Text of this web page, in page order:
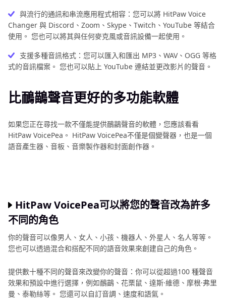
與流行的通訊和串流應用程式相容：您可以將 HitPaw Voice
Changer 與 Discord、Zoom、Skype、Twitch、YouTube 等結合
使用。 您也可以將其與任何麥克風或音訊設備一起使用。
支援多種音訊格式：您可以匯入和匯出 MP3、WAV、OGG 等格
式的音訊檔案。 您也可以貼上 YouTube 連結並更改影片的聲音。
比鴯鶓聲音更好的多功能軟體
如果您正在尋找一款不僅能提供鴯鶓聲音的軟體，您應該看看
HitPaw VoicePea。 HitPaw VoicePea不僅是個變聲器，也是一個
語音產生器、音板、音樂製作器和封面創作器。
HitPaw VoicePea可以將您的聲音改為許多
不同的角色
你的聲音可以像男人、女人、小孩、機器人、外星人、名人等等。
您也可以透過混合和搭配不同的語音效果來創建自己的角色。
提供數十種不同的聲音來改變你的聲音：你可以從超過100 種聲音
效果和預設中進行選擇，例如鴯鶓、花栗鼠、達斯·維德、摩根·弗里
曼、泰勒絲等。 您還可以自訂音調、速度和語氣。